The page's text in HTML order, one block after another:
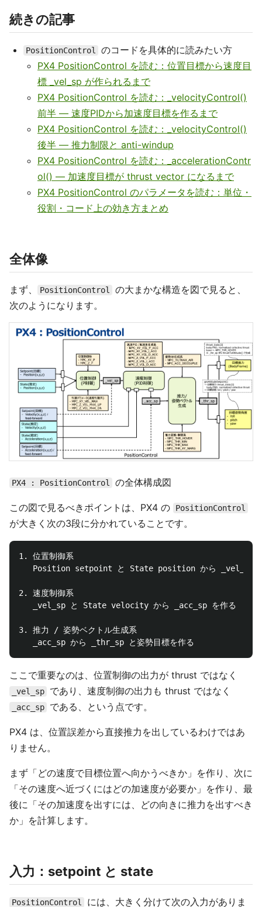
続きの記事
PositionControl
のコードを具体的に読みたい方
PX4 PositionControl を読む：位置目標から速度目
標 _vel_sp が作られるまで
PX4 PositionControl を読む：_velocityControl()
前半 — 速度PIDから加速度目標を作るまで
PX4 PositionControl を読む：_velocityControl()
後半 — 推力制限と anti-windup
PX4 PositionControl を読む：_accelerationContr
ol() — 加速度目標が thrust vector になるまで
PX4 PositionControl のパラメータを読む：単位・
役割・コード上の効き方まとめ
全体像
まず、 PositionControl
の大まかな構造を図で見ると、
次のようになります。
PX4 : PositionControl の全体構成図
この図で見るべきポイントは、PX4 の PositionControl
が大きく次の3段に分かれていることです。
1. 位置制御系
Position setpoint と State position から _vel_sp
2. 速度制御系
   _vel_sp と State velocity から _acc_sp を作る
3. 推力 / 姿勢ベクトル生成系
ここで重要なのは、位置制御の出力が thrust ではなく
_vel_sp であり、速度制御の出力も thrust ではなく
_acc_sp である、という点です。
PX4 は、位置誤差から直接推力を出しているわけではあ
りません。
まず「どの速度で目標位置へ向かうべきか」を作り、次に
「その速度へ近づくにはどの加速度が必要か」を作り、最
後に「その加速度を出すには、どの向きに推力を出すべき
か」を計算します。
入力：setpoint と state
PositionControl には、大きく分けて次の入力がありま